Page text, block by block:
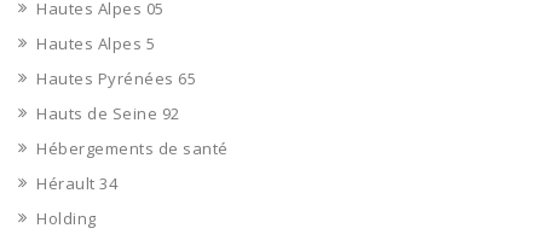
Hautes Alpes 05
Hautes Alpes 5
Hautes Pyrénées 65
Hauts de Seine 92
Hébergements de santé
Hérault 34
Holding